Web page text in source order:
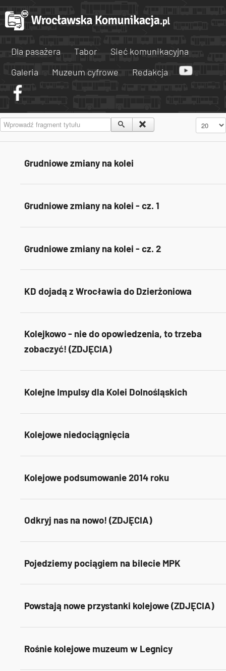
Dla pasażera Tabor
Sieć komunikacyjna
Galeria
Muzeum cyfrowe Redakcja
Wprowadź fragment tytułu Pokaż #
Grudniowe zmiany na kolei
Grudniowe zmiany na kolei - cz. 1
Grudniowe zmiany na kolei - cz. 2
KD dojadą z Wrocławia do Dzierżoniowa
Kolejkowo - nie do opowiedzenia, to trzeba
zobaczyć! (ZDJĘCIA)
Kolejne Impulsy dla Kolei Dolnośląskich
Kolejowe niedociągnięcia
Kolejowe podsumowanie 2014 roku
Odkryj nas na nowo! (ZDJĘCIA)
Pojedziemy pociągiem na bilecie MPK
Powstają nowe przystanki kolejowe (ZDJĘCIA)
Rośnie kolejowe muzeum w Legnicy